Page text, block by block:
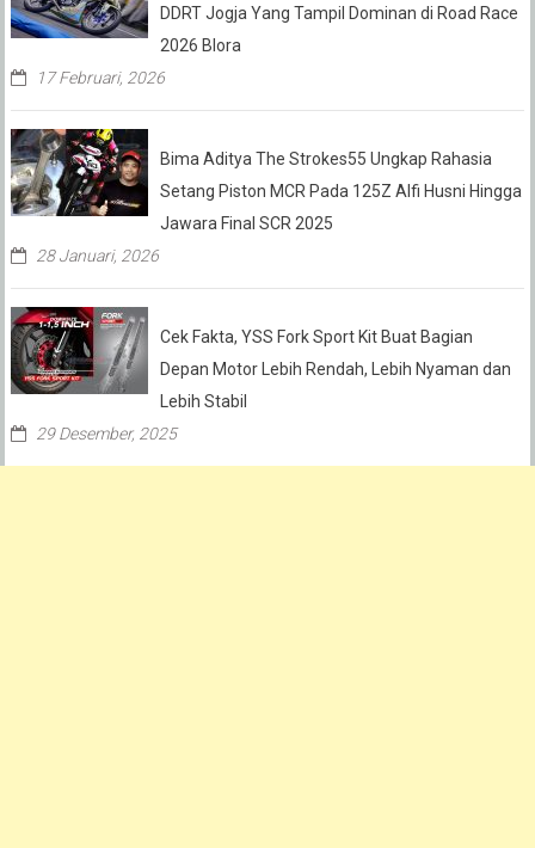
DDRT Jogja Yang Tampil Dominan di Road Race
2026 Blora
17 Februari, 2026
Bima Aditya The Strokes55 Ungkap Rahasia
Setang Piston MCR Pada 125Z Alfi Husni Hingga
Jawara Final SCR 2025
28 Januari, 2026
Cek Fakta, YSS Fork Sport Kit Buat Bagian
Depan Motor Lebih Rendah, Lebih Nyaman dan
Lebih Stabil
29 Desember, 2025